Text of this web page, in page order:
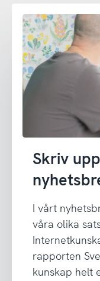
Skriv
I vårt
våra olika
rapporten
kunskap helt